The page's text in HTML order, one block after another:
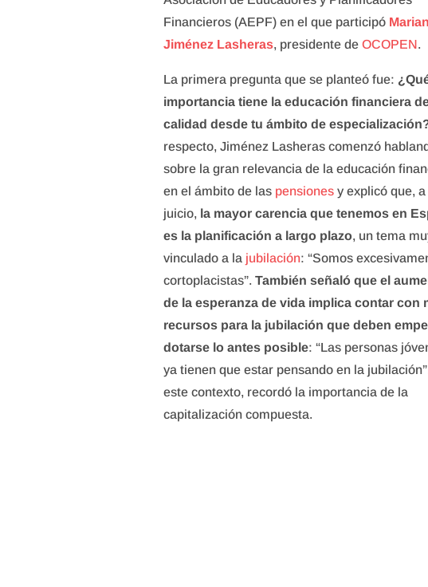
Financieros (AEPF) en el que participó
Jiménez Lasheras, presidente deOCOPEN.
La primera pregunta que se planteó fue:
importancia tiene la educación financiera
calidad desde tu ámbito de
respecto, Jiménez Lasheras comenzó
sobre la gran relevancia de la educación
en el ámbito de las pensiones y explicó que, a
juicio, la mayor carencia que tenemos en
es la planificación a largo plazo, un tema
vinculado a la jubilación: “Somos
cortoplacistas”.También señaló que el
de la esperanza de vida implica contar con
recursos para la jubilación que deben
dotarse lo antes posible: “Las personas
ya tienen que estar pensando en la
este contexto, recordó la importancia de la
capitalización compuesta.